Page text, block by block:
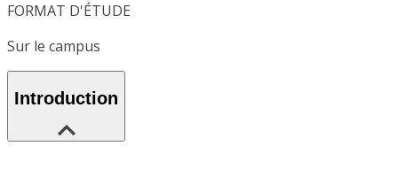
FORMAT D'ÉTUDE
Sur le campus
Introduction